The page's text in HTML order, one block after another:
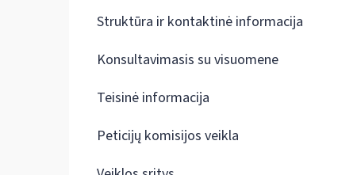
Struktūra ir kontaktinė informacija
Konsultavimasis su visuomene
Teisinė informacija
Peticijų komisijos veikla